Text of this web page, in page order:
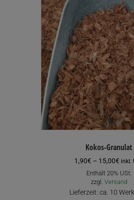
Kokos-Granulat
1,90€ – 15,00€
1,90€
bis
inkl.
Enthält 20% USt.
zzgl. Versand
Lieferzeit: ca. 10